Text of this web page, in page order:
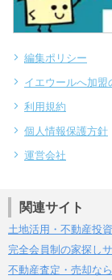
編集ポリシー
イエウールへ加盟
利用規約
個人情報保護方針
運営会社
関連サイト
土地活用・不動産投
完全会員制の家探し
不動産査定・売却な